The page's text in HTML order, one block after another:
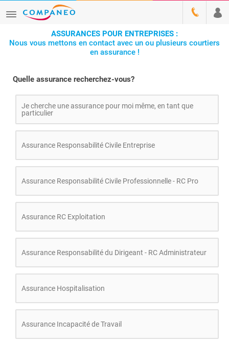
ASSURANCES POUR ENTREPRISES :
Nous vous mettons en contact avec un ou plusieurs courtiers
en assurance !
Quelle assurance recherchez-vous?
Je cherche une assurance pour moi même, en tant que
particulier
Assurance Responsabilité Civile Entreprise
Assurance Responsabilité Civile Professionnelle - RC Pro
Assurance RC Exploitation
Assurance Responsabilité du Dirigeant - RC Administrateur
Assurance Hospitalisation
Assurance Incapacité de Travail